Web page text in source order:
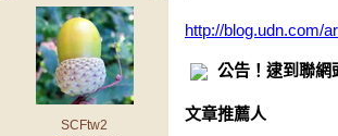
SCFtw2
http://blog.udn.com/
公告！逮到聯網
文章推薦人